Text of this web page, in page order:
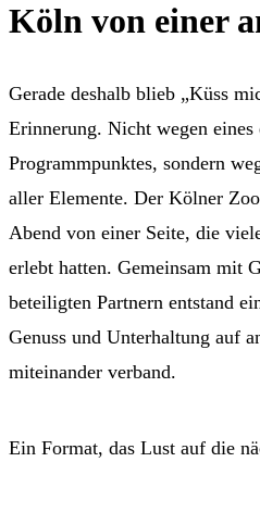
Köln von einer
Gerade deshalb blieb „Küss
Erinnerung. Nicht wegen eines
Programmpunktes, sondern
aller Elemente. Der Kölner
Abend von einer Seite, die
erlebt hatten. Gemeinsam mit
beteiligten Partnern entstand
Genuss und Unterhaltung auf
miteinander verband.
Ein Format, das Lust auf die